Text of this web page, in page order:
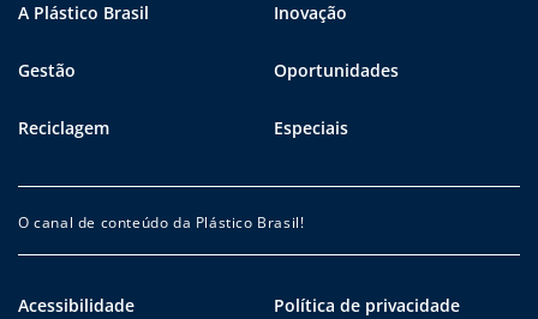
A Plástico Brasil Inovação
Gestão Oportunidades
Reciclagem Especiais
O canal de conteúdo da Plástico Brasil!
Acessibilidade Política de privacidade